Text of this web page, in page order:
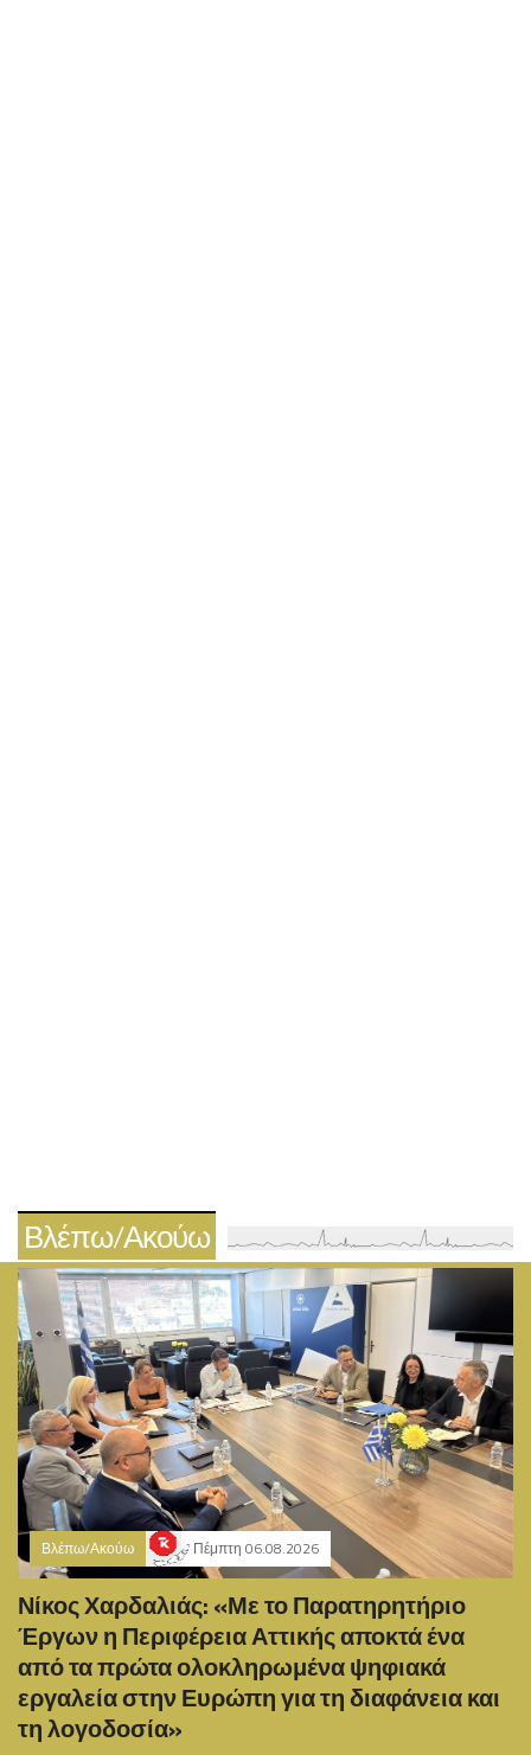
Βλέπω/Ακούω
Βλέπω/Ακούω Πέμπτη 06.08.2026
Νίκος Χαρδαλιάς: «Με το Παρατηρητήριο
Έργων η Περιφέρεια Αττικής αποκτά ένα
από τα πρώτα ολοκληρωμένα ψηφιακά
εργαλεία στην Ευρώπη για τη διαφάνεια και
τη λογοδοσία»